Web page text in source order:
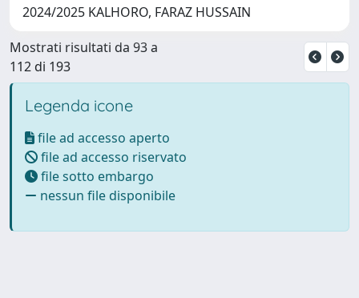
2024/2025 KALHORO, FARAZ HUSSAIN
Mostrati risultati da 93 a
112 di 193
Legenda icone
file ad accesso aperto
file ad accesso riservato
file sotto embargo
nessun file disponibile